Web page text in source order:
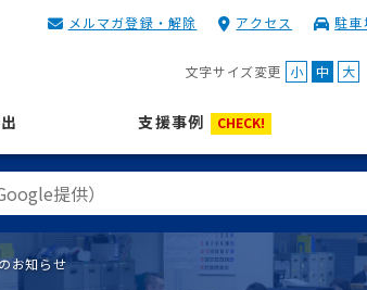
KIP | 公益財団法人 神奈川
メルマガ登録・解除 アクセス 駐車
文字サイズ変更 小 中 大
支援事例 CHECK!
お知らせ